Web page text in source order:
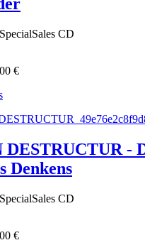
CD
€
-
Denkens
CD
€